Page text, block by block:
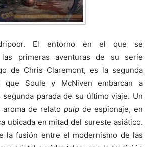
El entorno en el que se
las primeras aventuras de su serie
de Chris Claremont, es la segunda
que Soule y McNiven embarcan a
segunda parada de su último viaje. Un
de relato pulp de espionaje, en
ubicada en mitad del sureste asiático.
la fusión entre el modernismo de las